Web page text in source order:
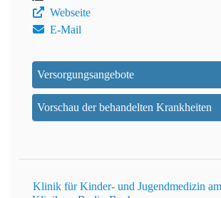
Webseite
E-Mail
Versorgungsangebote
Vorschau der behandelten Krankheiten
Klinik für Kinder- und Jugendmedizin